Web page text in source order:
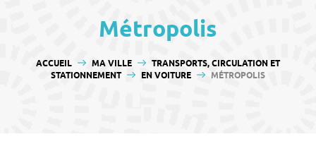
Métropolis
VOUS ÊTES ICI :
ACCUEIL MA VILLE
TRANSPORTS, CIRCULATION ET
STATIONNEMENT
EN VOITURE MÉTROPOLIS